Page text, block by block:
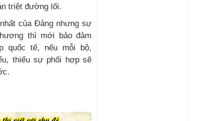
triệt đường lối.
của Đảng nhưng sự
thì mới bảo đảm
quốc tế, nếu mỗi bộ,
thiếu sự phối hợp sẽ